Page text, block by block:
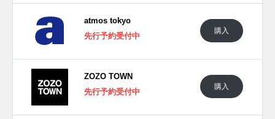
atmos tokyo
先行予約受付中
購入
ZOZO TOWN
先行予約受付中
購入